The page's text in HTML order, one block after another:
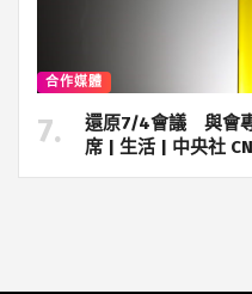
合作媒體
還原7/4會議 與會
席 | 生活 | 中央社